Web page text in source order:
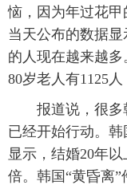
图片
旅游
金融
富媒体
新华电视中文
恼，因为年过花
当天公布的数据
的人现在越来越多
80岁老人有1125人
报道说，很多
已经开始行动。韩
显示，结婚20年
倍。韩国“黄昏离”